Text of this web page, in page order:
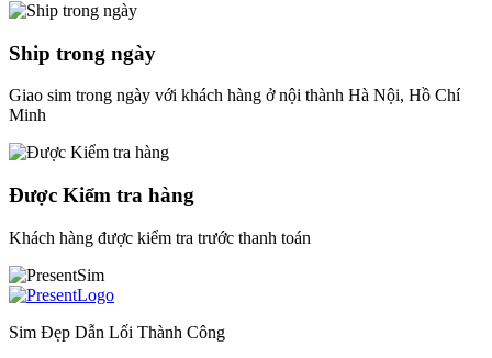
Ship trong ngày
Giao sim trong ngày với khách hàng ở nội thành Hà Nội, Hồ Chí
Minh
Được Kiểm tra hàng
Khách hàng được kiểm tra trước thanh toán
Sim Đẹp Dẫn Lối Thành Công